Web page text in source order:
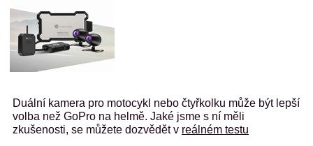
Duální kamera pro motocykl nebo čtyřkolku může být lepší
volba než GoPro na helmě. Jaké jsme s ní měli
zkušenosti, se můžete dozvědět v reálném testu